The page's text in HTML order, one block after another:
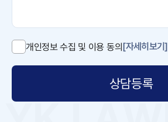
개인정보 수집 및 이용 동의[자세히보기]
상담등록